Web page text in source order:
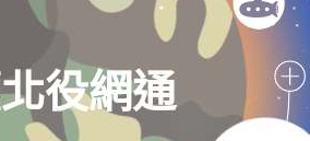
役網通